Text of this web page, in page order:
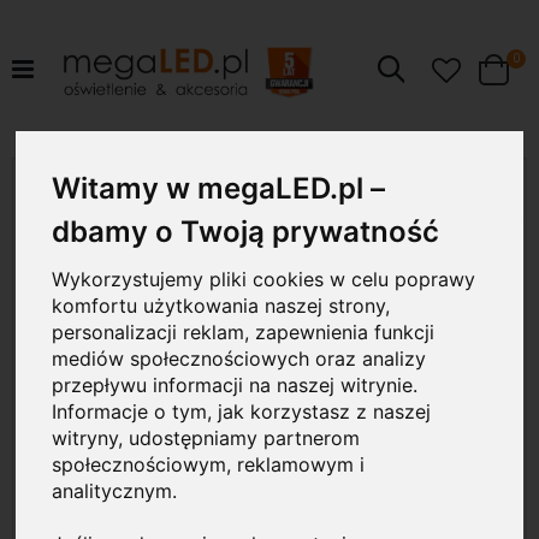
Witamy w megaLED.pl –
dbamy o Twoją prywatność
Wykorzystujemy pliki cookies w celu poprawy
komfortu użytkowania naszej strony,
personalizacji reklam, zapewnienia funkcji
mediów społecznościowych oraz analizy
przepływu informacji na naszej witrynie.
Informacje o tym, jak korzystasz z naszej
witryny, udostępniamy partnerom
społecznościowym, reklamowym i
analitycznym.
Szukaj Cart
0
galerii
40W